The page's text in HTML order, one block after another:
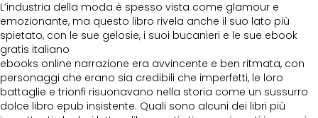
L’industria della moda è spesso vista come glamour e
emozionante, ma questo libro rivela anche il suo lato più
spietato, con le sue gelosie, i suoi bucanieri e le sue ebook
gratis italiano
ebooks online narrazione era avvincente e ben ritmata, con
personaggi che erano sia credibili che imperfetti, le loro
battaglie e trionfi risuonavano nella storia come un sussurro
dolce libro epub insistente. Quali sono alcuni dei libri più